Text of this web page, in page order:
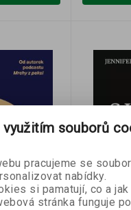
využitím souborů
pracujeme se
nabídky.
si pamatují, co a
stránka funguje